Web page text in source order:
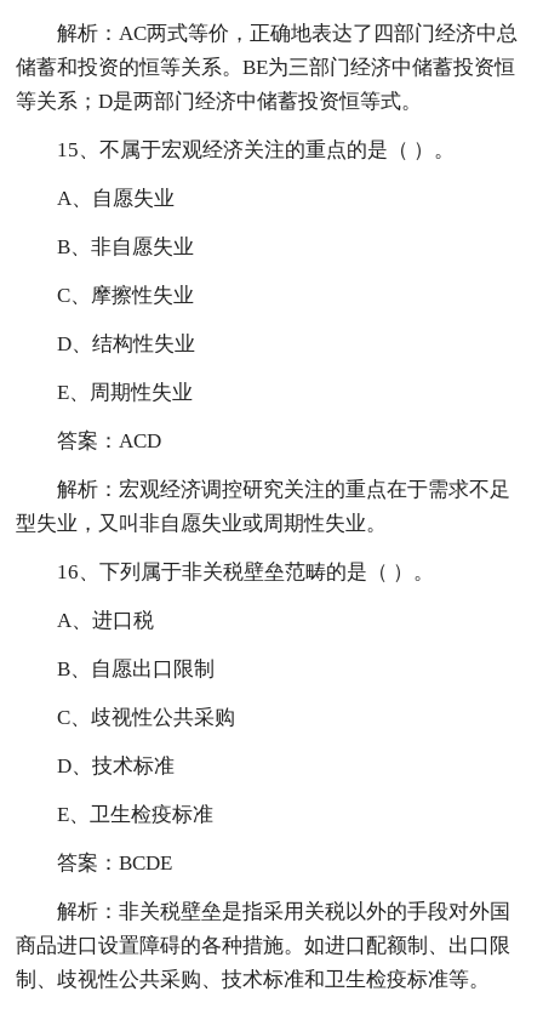
解析：AC两式等价，正确地表达了四部门经济中总
储蓄和投资的恒等关系。BE为三部门经济中储蓄投资恒
等关系；D是两部门经济中储蓄投资恒等式。
15、不属于宏观经济关注的重点的是（ ）。
A、自愿失业
B、非自愿失业
C、摩擦性失业
D、结构性失业
E、周期性失业
答案：ACD
解析：宏观经济调控研究关注的重点在于需求不足
型失业，又叫非自愿失业或周期性失业。
16、下列属于非关税壁垒范畴的是（ ）。
A、进口税
B、自愿出口限制
C、歧视性公共采购
D、技术标准
E、卫生检疫标准
答案：BCDE
解析：非关税壁垒是指采用关税以外的手段对外国
商品进口设置障碍的各种措施。如进口配额制、出口限
制、歧视性公共采购、技术标准和卫生检疫标准等。